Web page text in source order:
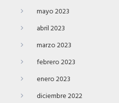
mayo 2023
abril 2023
marzo 2023
febrero 2023
enero 2023
diciembre 2022